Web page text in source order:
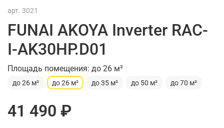
арт. 3021
FUNAI AKOYA Inverter RAC-
I-AK30HP.D01
Площадь помещения: до 26 м²
до 26 м² до 26 м² до 35 м² до 50 м² до 70 м²
41 490 ₽